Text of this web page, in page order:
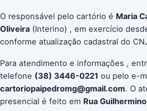
O responsável pelo cartório é Maria
Oliveira (Interino) , em exercício
conforme atualização cadastral do
Para atendimento e informações ,
telefone (38) 3446-0221 ou pelo e-
cartoriopaipedromg@gmail.com. O
presencial é feito em Rua